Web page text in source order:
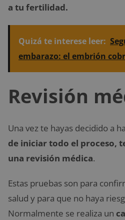
a tu fertilidad.
Quizá te interese leer:
embarazo: el embrión
Revisión
Una vez te hayas decidido a
de iniciar todo el proceso,
una revisión médica.
Estas pruebas son para
salud y para que no haya
Normalmente se realiza un